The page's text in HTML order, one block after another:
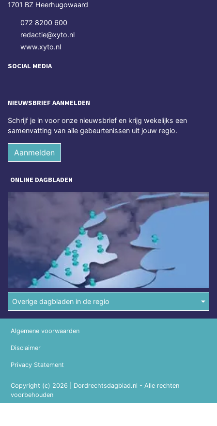
1701 BZ Heerhugowaard
072 8200 600
redactie@xyto.nl
www.xyto.nl
SOCIAL MEDIA
NIEUWSBRIEF AANMELDEN
Schrijf je in voor onze nieuwsbrief en krijg wekelijks een
samenvatting van alle gebeurtenissen uit jouw regio.
Aanmelden
ONLINE DAGBLADEN
Overige dagbladen in de regio
Copyright (c) 2026 | Dordrechtsdagblad.nl - Alle rechten
voorbehouden
Algemene voorwaarden
Disclaimer
Privacy Statement